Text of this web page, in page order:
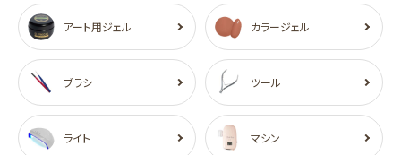
アート用ジェル カラージェル
ブラシ ツール
ライト マシン